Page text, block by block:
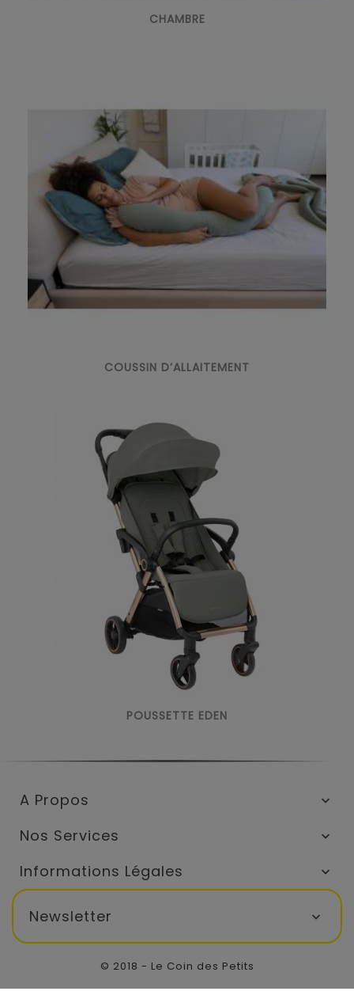
CHAMBRE
COUSSIN D’ALLAITEMENT
POUSSETTE EDEN
A Propos 
Nos Services 
Informations Légales 
Newsletter 
© 2018 - Le Coin des Petits